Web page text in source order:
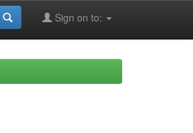
Sign on to: